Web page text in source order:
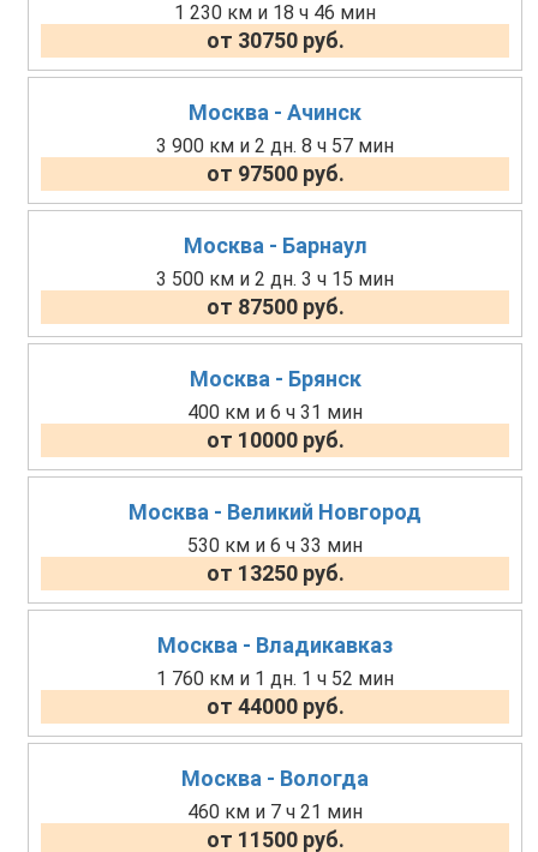
1 230 км и 18 ч 46 мин
от 30750 руб.
Москва - Ачинск
3 900 км и 2 дн. 8 ч 57 мин
от 97500 руб.
Москва - Барнаул
3 500 км и 2 дн. 3 ч 15 мин
от 87500 руб.
Москва - Брянск
400 км и 6 ч 31 мин
от 10000 руб.
Москва - Великий Новгород
530 км и 6 ч 33 мин
от 13250 руб.
Москва - Владикавказ
1 760 км и 1 дн. 1 ч 52 мин
от 44000 руб.
Москва - Вологда
460 км и 7 ч 21 мин
от 11500 руб.